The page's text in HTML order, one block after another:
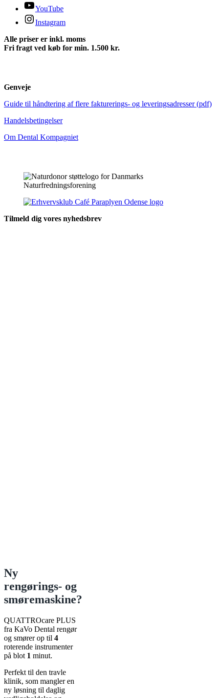
YouTube
Instagram
Alle priser er inkl. moms
Fri fragt ved køb for min. 1.500 kr.
Genveje
Guide til håndtering af flere fakturerings- og leveringsadresser (pdf)
Handelsbetingelser
Om Dental Kompagniet
Tilmeld dig vores nyhedsbrev
Ny
rengørings- og
smøremaskine?
QUATTROcare PLUS
fra KaVo Dental rengør
og smører op til 4
roterende instrumenter
på blot 1 minut.
Perfekt til den travle
klinik, som mangler en
ny løsning til daglig